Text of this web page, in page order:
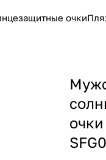
очки
очки